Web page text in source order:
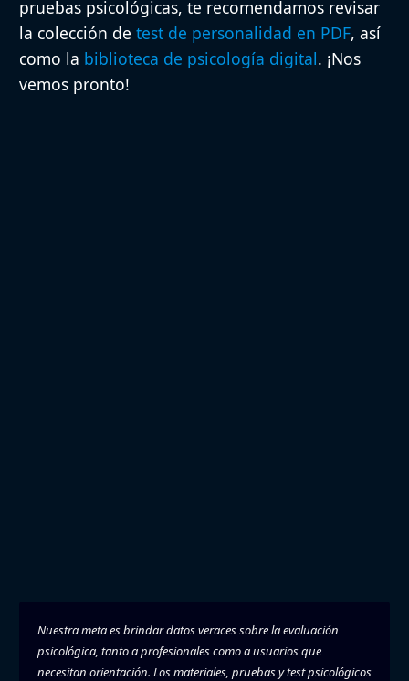
pruebas psicológicas, te recomendamos revisar
la colección de test de personalidad en PDF, así
como la biblioteca de psicología digital. ¡Nos
vemos pronto!
Nuestra meta es brindar datos veraces sobre la evaluación
psicológica, tanto a profesionales como a usuarios que
necesitan orientación. Los materiales, pruebas y test psicológicos